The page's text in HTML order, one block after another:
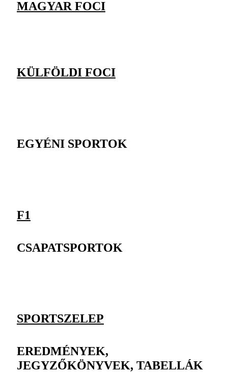
MAGYAR FOCI
KÜLFÖLDI FOCI
EGYÉNI SPORTOK
F1
CSAPATSPORTOK
SPORTSZELEP
EREDMÉNYEK,
JEGYZŐKÖNYVEK, TABELLÁK